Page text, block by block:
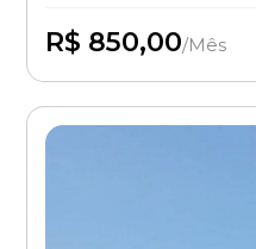
R$ 850,00/Mês